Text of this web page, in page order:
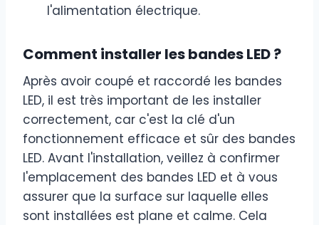
l'alimentation électrique.
Comment installer les bandes LED ?
Après avoir coupé et raccordé les bandes
LED, il est très important de les installer
correctement, car c'est la clé d'un
fonctionnement efficace et sûr des bandes
LED. Avant l'installation, veillez à confirmer
l'emplacement des bandes LED et à vous
assurer que la surface sur laquelle elles
sont installées est plane et calme. Cela